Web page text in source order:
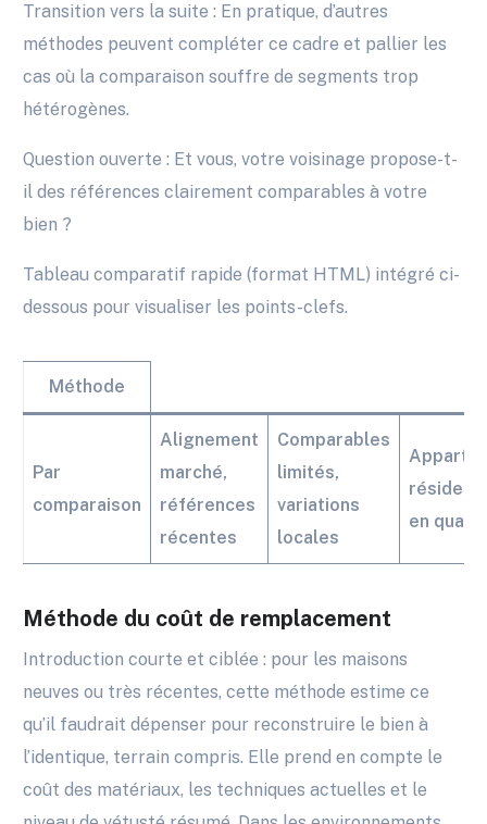
Transition vers la suite : En pratique, d’autres
méthodes peuvent compléter ce cadre et pallier les
cas où la comparaison souffre de segments trop
hétérogènes.
Question ouverte : Et vous, votre voisinage propose-t-
il des références clairement comparables à votre
bien ?
Tableau comparatif rapide (format HTML) intégré ci-
dessous pour visualiser les points-clefs.
Méthode
Par
comparaison
Alignement
marché,
références
récentes
Comparables
limités,
variations
locales
en
Méthode du coût de remplacement
Introduction courte et ciblée : pour les maisons
neuves ou très récentes, cette méthode estime ce
qu’il faudrait dépenser pour reconstruire le bien à
l’identique, terrain compris. Elle prend en compte le
coût des matériaux, les techniques actuelles et le